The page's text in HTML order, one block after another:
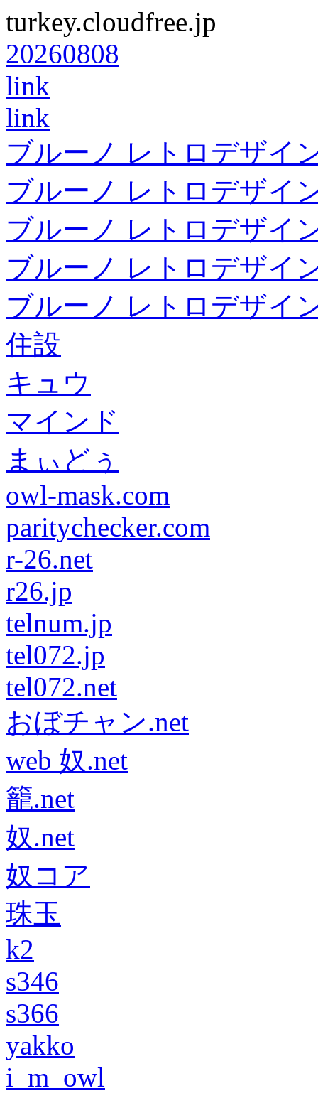
turkey.cloudfree.jp
20260808
link
link
ブルーノ レトロデザイ
ブルーノ レトロデザイ
ブルーノ レトロデザイ
ブルーノ レトロデザイ
ブルーノ レトロデザイ
住設
キュウ
マインド
まぃどぅ
owl-mask.com
paritychecker.com
r-26.net
r26.jp
telnum.jp
tel072.jp
tel072.net
おぼチャン.net
web 奴.net
籠.net
奴.net
奴コア
珠玉
k2
s346
s366
yakko
i_m_owl